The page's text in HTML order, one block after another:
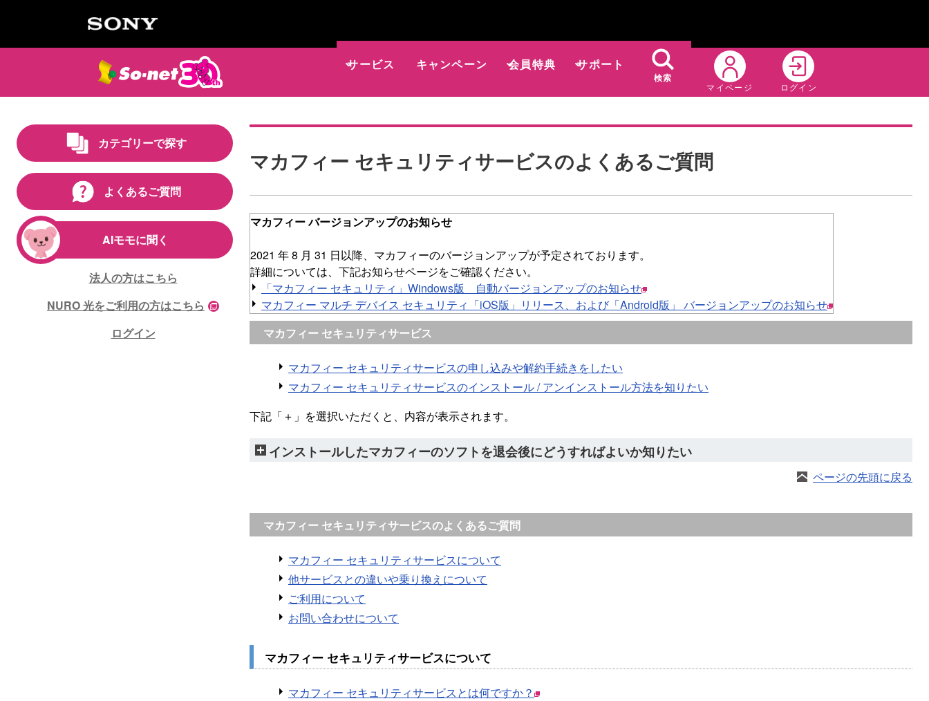
サービス キャンペーン 会員特典 サポート
検索
マイページ ログイン
カテゴリーで探す
よくあるご質問
AIモモに聞く
法人の方はこちら
NURO 光をご利用の方はこちら
ログイン
マカフィー セキュリティサービスのよくあるご質問
マカフィー バージョンアップのお知らせ
2021 年 8 月 31 日以降、マカフィーのバージョンアップが予定されております。
詳細については、下記お知らせページをご確認ください。
「マカフィー セキュリティ」Windows版 自動バージョンアップのお知らせ
マカフィー マルチ デバイス セキュリティ「iOS版」リリース、および「Android版」 バージョンアップのお知らせ
マカフィー セキュリティサービス
マカフィー セキュリティサービスの申し込みや解約手続きをしたい
マカフィー セキュリティサービスのインストール / アンインストール方法を知りたい
下記「＋」を選択いただくと、内容が表示されます。
インストールしたマカフィーのソフトを退会後にどうすればよいか知りたい
ページの先頭に戻る
マカフィー セキュリティサービスのよくあるご質問
マカフィー セキュリティサービスについて
他サービスとの違いや乗り換えについて
ご利用について
お問い合わせについて
マカフィー セキュリティサービスについて
マカフィー セキュリティサービスとは何ですか？